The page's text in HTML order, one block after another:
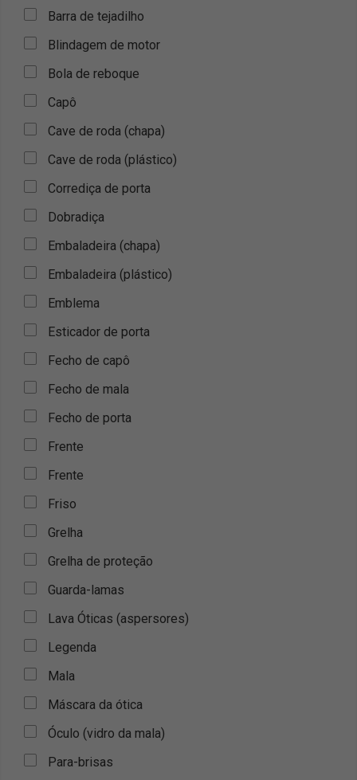
Barra de tejadilho
Blindagem de motor
Bola de reboque
Capô
Cave de roda (chapa)
Cave de roda (plástico)
Corrediça de porta
Dobradiça
Embaladeira (chapa)
Embaladeira (plástico)
Emblema
Esticador de porta
Fecho de capô
Fecho de mala
Fecho de porta
Frente
Frente
Friso
Grelha
Grelha de proteção
Guarda-lamas
Lava Óticas (aspersores)
Legenda
Mala
Máscara da ótica
Óculo (vidro da mala)
Para-brisas